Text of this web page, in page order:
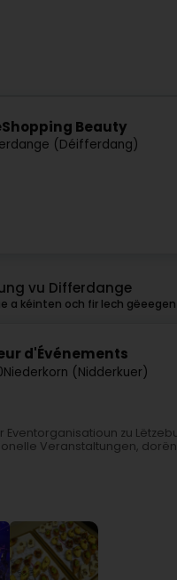
Beauty
(Déifferdang)
vu Differdange
a kéinten och fir Iech
d'Événements
Niederkorn (Nidderkuer)
Eventorganisatioun zu
Veranstaltungen,